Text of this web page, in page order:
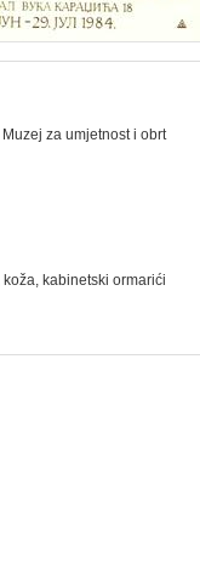
Muzej za umjetnost i obrt
,koža ,kabinetski ormarići